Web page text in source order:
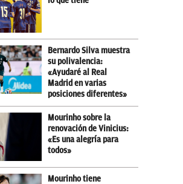
Bernardo Silva muestra
su polivalencia:
«Ayudaré al Real
Madrid en varias
posiciones diferentes»
Mourinho sobre la
renovación de Vinicius:
«Es una alegría para
todos»
Mourinho tiene